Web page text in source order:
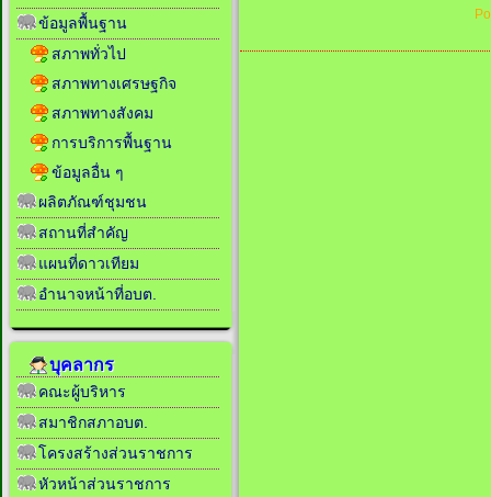
ข้อมูลพื้นฐาน
สภาพทั่วไป
สภาพทางเศรษฐกิจ
สภาพทางสังคม
การบริการพื้นฐาน
ข้อมูลอื่น ๆ
ผลิตภัณฑ์ชุมชน
สถานที่สำคัญ
แผนที่ดาวเทียม
อำนาจหน้าที่อบต.
บุคลากร
คณะผู้บริหาร
สมาชิกสภาอบต.
โครงสร้างส่วนราชการ
หัวหน้าส่วนราชการ